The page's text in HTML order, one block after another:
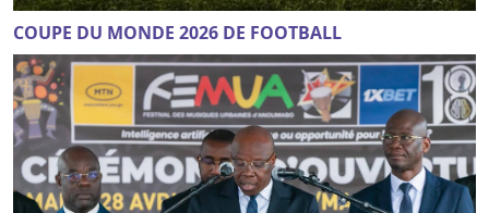
COUPE DU MONDE 2026 DE FOOTBALL